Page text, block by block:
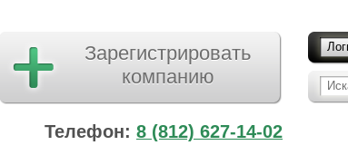
Зарегистрировать
компанию
Телефон: 8 (812) 627-14-02